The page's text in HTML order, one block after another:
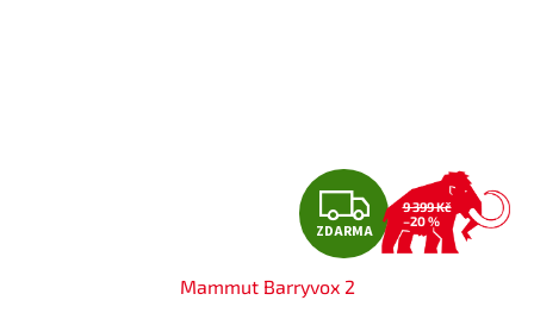
Z
D
ZDARMA
9 399 Kč
–20 %
Mammut Barryvox 2